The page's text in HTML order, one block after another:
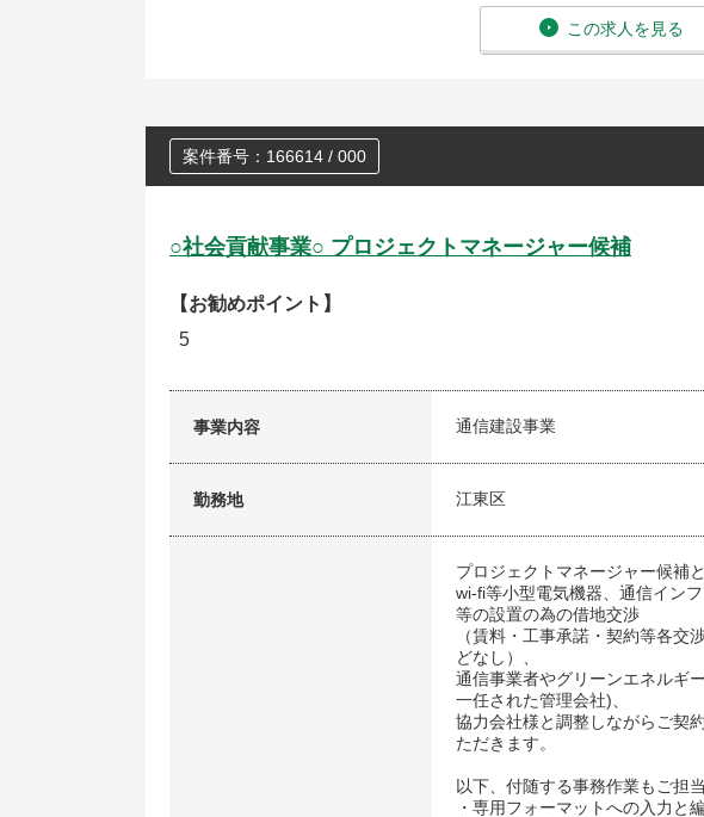
この求人を見る
案件番号：166614 / 000
○社会貢献事業○ プロジェクトマネージャー候補
【お勧めポイント】
5
事業内容 通信建設事業
勤務地 江東区
プロジェクトマネージャー候補
wi-fi等小型電気機器、通信イン
等の設置の為の借地交渉
（賃料・工事承諾・契約等各交
どなし）、
通信事業者やグリーンエネルギ
一任された管理会社)、
協力会社様と調整しながらご契
ただきます。
以下、付随する事務作業もご担
・専用フォーマットへの入力と